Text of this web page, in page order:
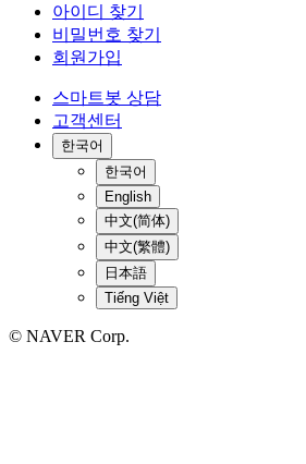
아이디 찾기
비밀번호 찾기
회원가입
스마트봇 상담
고객센터
한국어
한국어
English
中文(简体)
中文(繁體)
日本語
Tiếng Việt
© NAVER Corp.